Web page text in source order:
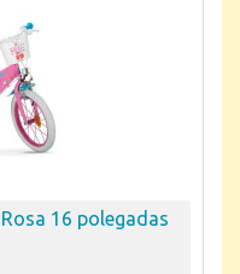
16 polegadas